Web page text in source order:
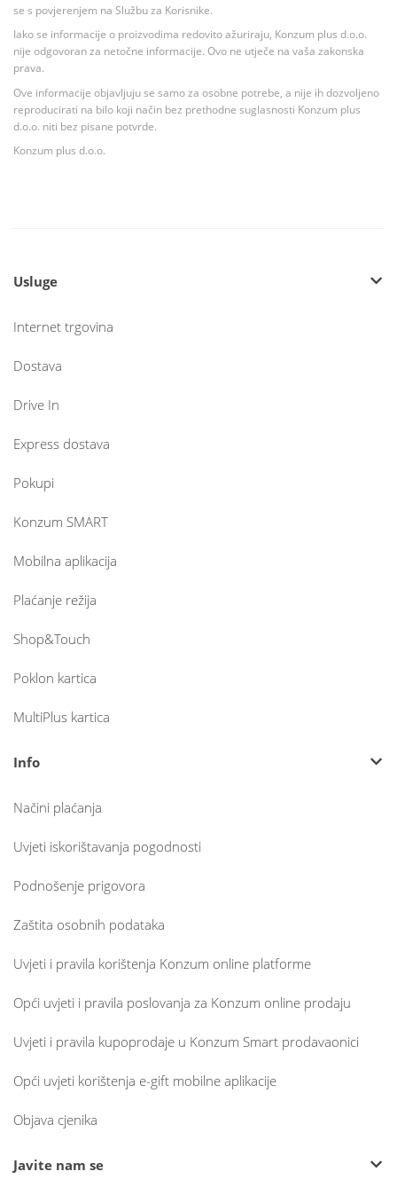
se s povjerenjem na Službu za Korisnike.
Iako se informacije o proizvodima redovito ažuriraju, Konzum plus d.o.o.
nije odgovoran za netočne informacije. Ovo ne utječe na vaša zakonska
prava.
Ove informacije objavljuju se samo za osobne potrebe, a nije ih dozvoljeno
reproducirati na bilo koji način bez prethodne suglasnosti Konzum plus
d.o.o. niti bez pisane potvrde.
Konzum plus d.o.o.
Usluge
Internet trgovina
Dostava
Drive In
Express dostava
Pokupi
Konzum SMART
Mobilna aplikacija
Plaćanje režija
Shop&Touch
Poklon kartica
MultiPlus kartica
Info
Načini plaćanja
Uvjeti iskorištavanja pogodnosti
Podnošenje prigovora
Zaštita osobnih podataka
Uvjeti i pravila korištenja Konzum online platforme
Opći uvjeti i pravila poslovanja za Konzum online prodaju
Uvjeti i pravila kupoprodaje u Konzum Smart prodavaonici
Opći uvjeti korištenja e-gift mobilne aplikacije
Objava cjenika
Javite nam se